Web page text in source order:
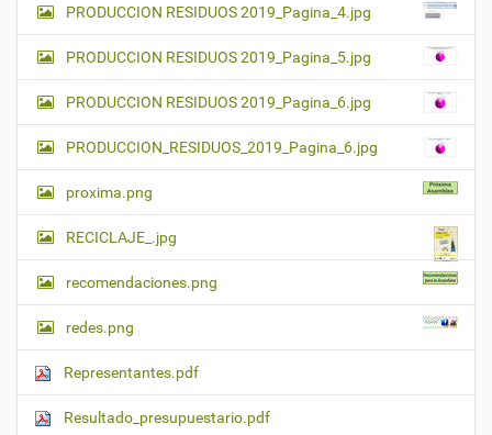
PRODUCCION RESIDUOS 2019_Pagina_4.jpg
PRODUCCION RESIDUOS 2019_Pagina_5.jpg
PRODUCCION RESIDUOS 2019_Pagina_6.jpg
PRODUCCION_RESIDUOS_2019_Pagina_6.jpg
proxima.png
RECICLAJE_.jpg
recomendaciones.png
redes.png
Representantes.pdf
Resultado_presupuestario.pdf